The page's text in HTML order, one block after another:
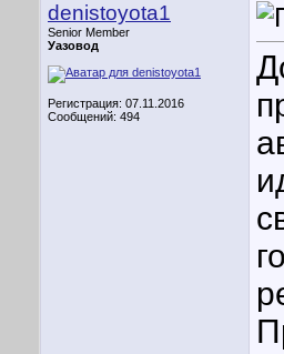
denistoyota1
Senior Member
Уазовод
Регистрация: 07.11.2016
Сообщений: 494